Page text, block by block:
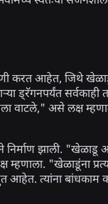
करत आहेत, जिथे
ड्रॅगनपर्यंत
वाटले," असे लक्ष
झाली. "खेळाडू
म्हणाला. "खेळाडूंना
आहेत. त्यांना बांधकाम